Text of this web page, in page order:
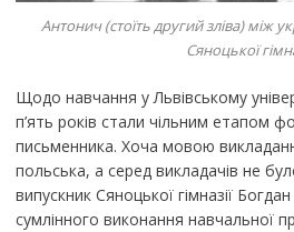
Антонич (стоїть другий зліва) між
Сяноцької
Щодо навчання у Львівському
п’ять років стали чільним етапом
письменника. Хоча мовою
польська, а серед викладачів не
випускник Сяноцької гімназії
сумлінного виконання навчальної